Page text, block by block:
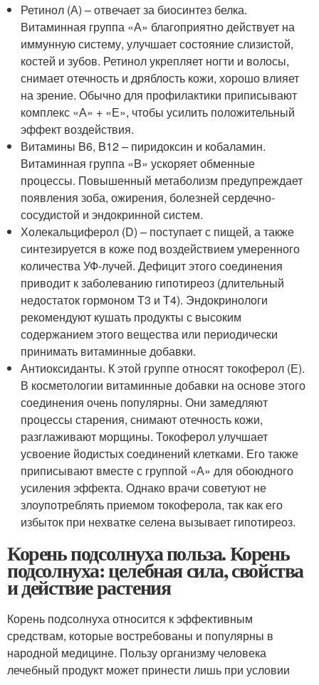
Ретинол (А) – отвечает за биосинтез белка.
Витаминная группа «А» благоприятно действует на
иммунную систему, улучшает состояние слизистой,
костей и зубов. Ретинол укрепляет ногти и волосы,
снимает отечность и дряблость кожи, хорошо влияет
на зрение. Обычно для профилактики приписывают
комплекс «А» + «Е», чтобы усилить положительный
эффект воздействия.
Витамины B6, B12 – пиридоксин и кобаламин.
Витаминная группа «B» ускоряет обменные
процессы. Повышенный метаболизм предупреждает
появления зоба, ожирения, болезней сердечно-
сосудистой и эндокринной систем.
Холекальциферол (D) – поступает с пищей, а также
синтезируется в коже под воздействием умеренного
количества УФ-лучей. Дефицит этого соединения
приводит к заболеванию гипотиреоз (длительный
недостаток гормоном Т3 и Т4). Эндокринологи
рекомендуют кушать продукты с высоким
содержанием этого вещества или периодически
принимать витаминные добавки.
Антиоксиданты. К этой группе относят токоферол (Е).
В косметологии витаминные добавки на основе этого
соединения очень популярны. Они замедляют
процессы старения, снимают отечность кожи,
разглаживают морщины. Токоферол улучшает
усвоение йодистых соединений клетками. Его также
приписывают вместе с группой «А» для обоюдного
усиления эффекта. Однако врачи советуют не
злоупотреблять приемом токоферола, так как его
избыток при нехватке селена вызывает гипотиреоз.
Корень подсолнуха польза. Корень
подсолнуха: целебная сила, свойства
и действие растения
Корень подсолнуха относится к эффективным
средствам, которые востребованы и популярны в
народной медицине. Пользу организму человека
лечебный продукт может принести лишь при условии